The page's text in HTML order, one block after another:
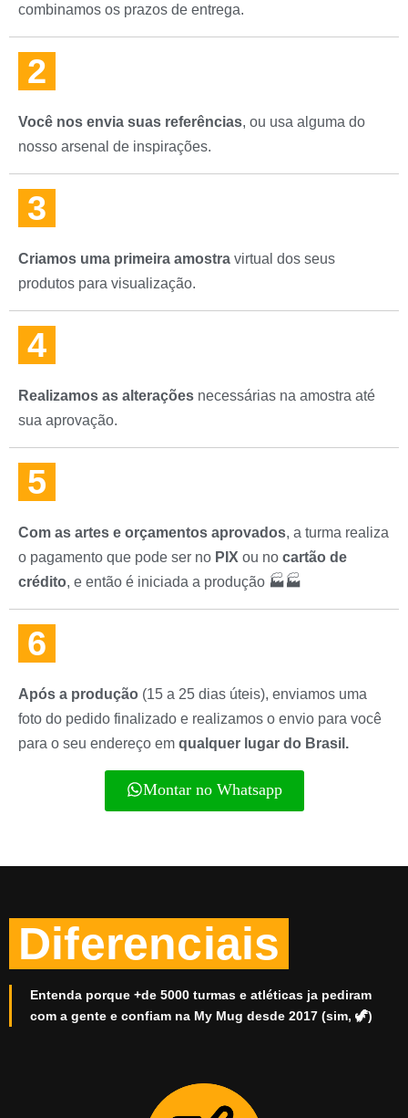
combinamos os prazos de entrega.
2
Você nos envia suas referências, ou usa alguma do
nosso arsenal de inspirações.
3
Criamos uma primeira amostra virtual dos seus
produtos para visualização.
4
Realizamos as alterações necessárias na amostra até
sua aprovação.
5
Com as artes e orçamentos aprovados, a turma realiza
o pagamento que pode ser no PIX ou no cartão de
crédito, e então é iniciada a produção 🏭🏭
6
Após a produção (15 a 25 dias úteis), enviamos uma
foto do pedido finalizado e realizamos o envio para você
para o seu endereço em qualquer lugar do Brasil.
Montar no Whatsapp
Diferenciais
Entenda porque +de 5000 turmas e atléticas ja pediram
com a gente e confiam na My Mug desde 2017 (sim, 🦖)